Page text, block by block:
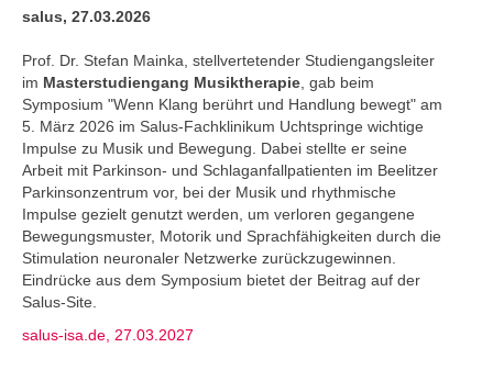
salus, 27.03.2026
Prof. Dr. Stefan Mainka, stellvertetender Studiengangsleiter
im Masterstudiengang Musiktherapie , gab beim
Symposium "Wenn Klang berührt und Handlung bewegt" am
5. März 2026 im Salus-Fachklinikum Uchtspringe wichtige
Impulse zu Musik und Bewegung. Dabei stellte er seine
Arbeit mit Parkinson- und Schlaganfallpatienten im Beelitzer
Parkinsonzentrum vor, bei der Musik und rhythmische
Impulse gezielt genutzt werden, um verloren gegangene
Bewegungsmuster, Motorik und Sprachfähigkeiten durch die
Stimulation neuronaler Netzwerke zurückzugewinnen.
Eindrücke aus dem Symposium bietet der Beitrag auf der
Salus-Site.
salus-isa.de, 27.03.2027